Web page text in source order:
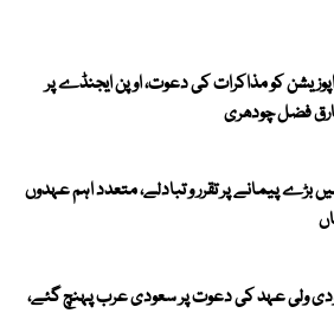
کو مذاکرات کی دعوت، اوپن ایجنڈے پر
فضل چودھری
بڑے پیمانے پر تقرر و تبادلے، متعدد اہم عہدوں
ولی عہد کی دعوت پر سعودی عرب پہنچ گئے،